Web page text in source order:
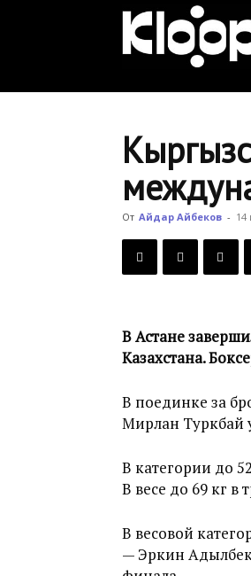
От Айдар Айбеков - 14
В Астане
Казахстана.
В поединке за
Мирлан Туркбай
В категории до
В весе до 69 кг в
В весовой
— Эркин